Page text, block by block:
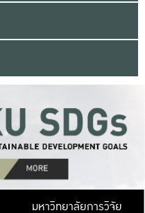
มหาวิ
มหาวิทยาลัยการวิจัย